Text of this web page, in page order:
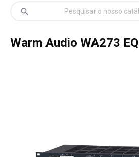
search
Warm Audio WA273 EQ